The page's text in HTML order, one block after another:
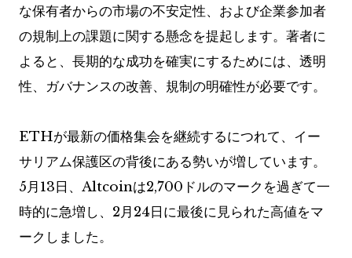
な保有者からの市場の不安定性、および企業参加者
の規制上の課題に関する懸念を提起します。著者に
よると、長期的な成功を確実にするためには、透明
性、ガバナンスの改善、規制の明確性が必要です。
ETHが最新の価格集会を継続するにつれて、イー
サリアム保護区の背後にある勢いが増しています。
5月13日、Altcoinは2,700ドルのマークを過ぎて一
時的に急増し、2月24日に最後に見られた高値をマ
ークしました。